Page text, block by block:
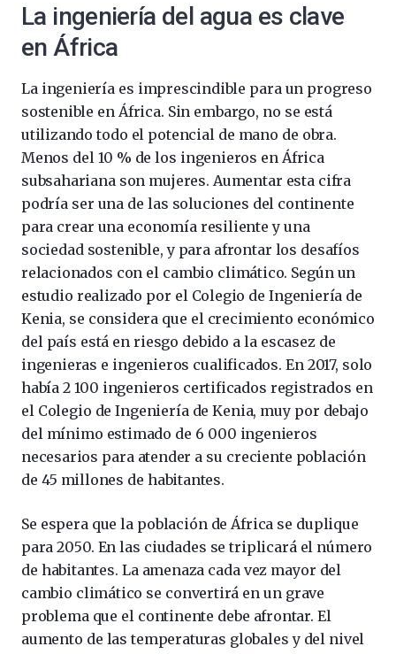
La ingeniería del agua es clave
en África
La ingeniería es imprescindible para un progreso
sostenible en África. Sin embargo, no se está
utilizando todo el potencial de mano de obra.
Menos del 10 % de los ingenieros en África
subsahariana son mujeres. Aumentar esta cifra
podría ser una de las soluciones del continente
para crear una economía resiliente y una
sociedad sostenible, y para afrontar los desafíos
relacionados con el cambio climático. Según un
estudio realizado por el Colegio de Ingeniería de
Kenia, se considera que el crecimiento económico
del país está en riesgo debido a la escasez de
ingenieras e ingenieros cualificados. En 2017, solo
había 2 100 ingenieros certificados registrados en
el Colegio de Ingeniería de Kenia, muy por debajo
del mínimo estimado de 6 000 ingenieros
necesarios para atender a su creciente población
de 45 millones de habitantes.
Se espera que la población de África se duplique
para 2050. En las ciudades se triplicará el número
de habitantes. La amenaza cada vez mayor del
cambio climático se convertirá en un grave
problema que el continente debe afrontar. El
aumento de las temperaturas globales y del nivel